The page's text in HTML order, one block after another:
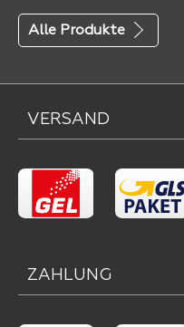
Alle Produkte
VERSAND
ZAHLUNG